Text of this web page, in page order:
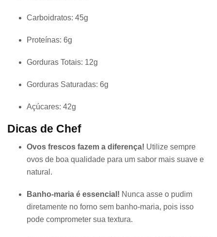
Carboidratos: 45g
Proteínas: 6g
Gorduras Totais: 12g
Gorduras Saturadas: 6g
Açúcares: 42g
Dicas de Chef
Ovos frescos fazem a diferença! Utilize sempre
ovos de boa qualidade para um sabor mais suave e
natural.
Banho-maria é essencial! Nunca asse o pudim
diretamente no forno sem banho-maria, pois isso
pode comprometer sua textura.